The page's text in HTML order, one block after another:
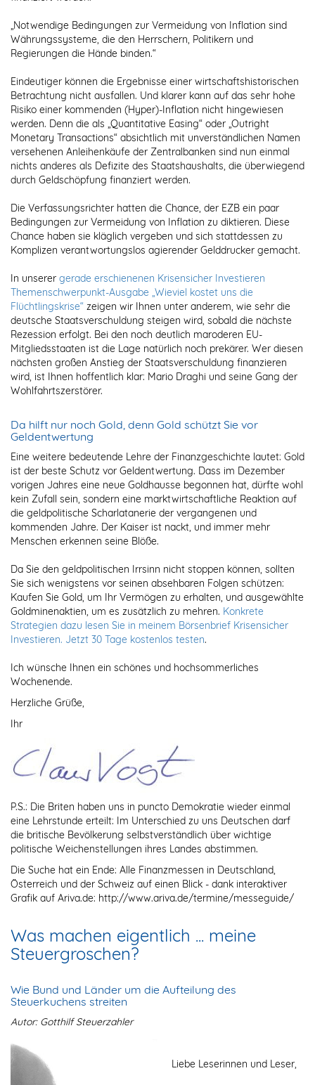
„Notwendige Bedingungen zur Vermeidung von Inflation sind
Währungssysteme, die den Herrschern, Politikern und
Regierungen die Hände binden.“
Eindeutiger können die Ergebnisse einer wirtschaftshistorischen
Betrachtung nicht ausfallen. Und klarer kann auf das sehr hohe
Risiko einer kommenden (Hyper)-Inflation nicht hingewiesen
werden. Denn die als „Quantitative Easing“ oder „Outright
Monetary Transactions“ absichtlich mit unverständlichen Namen
versehenen Anleihenkäufe der Zentralbanken sind nun einmal
nichts anderes als Defizite des Staatshaushalts, die überwiegend
durch Geldschöpfung finanziert werden.
Die Verfassungsrichter hatten die Chance, der EZB ein paar
Bedingungen zur Vermeidung von Inflation zu diktieren. Diese
Chance haben sie kläglich vergeben und sich stattdessen zu
Komplizen verantwortungslos agierender Gelddrucker gemacht.
In unserer gerade erschienenen Krisensicher Investieren
Themenschwerpunkt-Ausgabe „Wieviel kostet uns die
Flüchtlingskrise“ zeigen wir Ihnen unter anderem, wie sehr die
deutsche Staatsverschuldung steigen wird, sobald die nächste
Rezession erfolgt. Bei den noch deutlich maroderen EU-
Mitgliedsstaaten ist die Lage natürlich noch prekärer. Wer diesen
nächsten großen Anstieg der Staatsverschuldung finanzieren
wird, ist Ihnen hoffentlich klar: Mario Draghi und seine Gang der
Wohlfahrtszerstörer.
Da hilft nur noch Gold, denn Gold schützt Sie vor
Geldentwertung
Eine weitere bedeutende Lehre der Finanzgeschichte lautet: Gold
ist der beste Schutz vor Geldentwertung. Dass im Dezember
vorigen Jahres eine neue Goldhausse begonnen hat, dürfte wohl
kein Zufall sein, sondern eine marktwirtschaftliche Reaktion auf
die geldpolitische Scharlatanerie der vergangenen und
kommenden Jahre. Der Kaiser ist nackt, und immer mehr
Menschen erkennen seine Blöße.
Da Sie den geldpolitischen Irrsinn nicht stoppen können, sollten
Sie sich wenigstens vor seinen absehbaren Folgen schützen:
Kaufen Sie Gold, um Ihr Vermögen zu erhalten, und ausgewählte
Goldminenaktien, um es zusätzlich zu mehren. Konkrete
Strategien dazu lesen Sie in meinem Börsenbrief Krisensicher
Investieren. Jetzt 30 Tage kostenlos testen.
Ich wünsche Ihnen ein schönes und hochsommerliches
Wochenende.
Herzliche Grüße,
Ihr
P.S.: Die Briten haben uns in puncto Demokratie wieder einmal
eine Lehrstunde erteilt: Im Unterschied zu uns Deutschen darf
die britische Bevölkerung selbstverständlich über wichtige
politische Weichenstellungen ihres Landes abstimmen.
Die Suche hat ein Ende: Alle Finanzmessen in Deutschland,
Österreich und der Schweiz auf einen Blick - dank interaktiver
Grafik auf Ariva.de: http://www.ariva.de/termine/messeguide/
Was machen eigentlich ... meine
Steuergroschen?
Wie Bund und Länder um die Aufteilung des
Steuerkuchens streiten
Autor: Gotthilf Steuerzahler
Liebe Leserinnen und Leser,